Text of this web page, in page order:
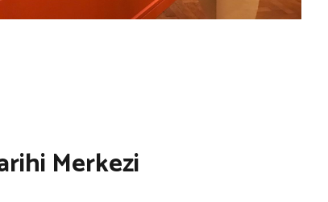
Merkezi